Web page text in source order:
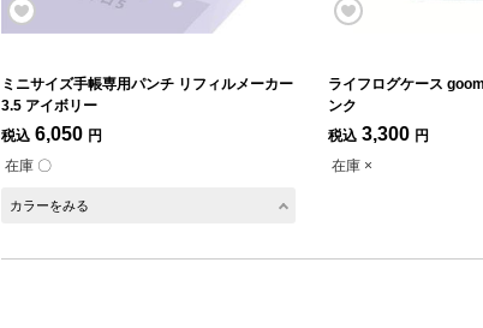
ミニサイズ手帳専用パンチ リフィルメーカー
3.5 アイボリー
税込 6,050 円
在庫 〇
カラーをみる
ライフログケース
ンク
税込 3,300 円
在庫 ×